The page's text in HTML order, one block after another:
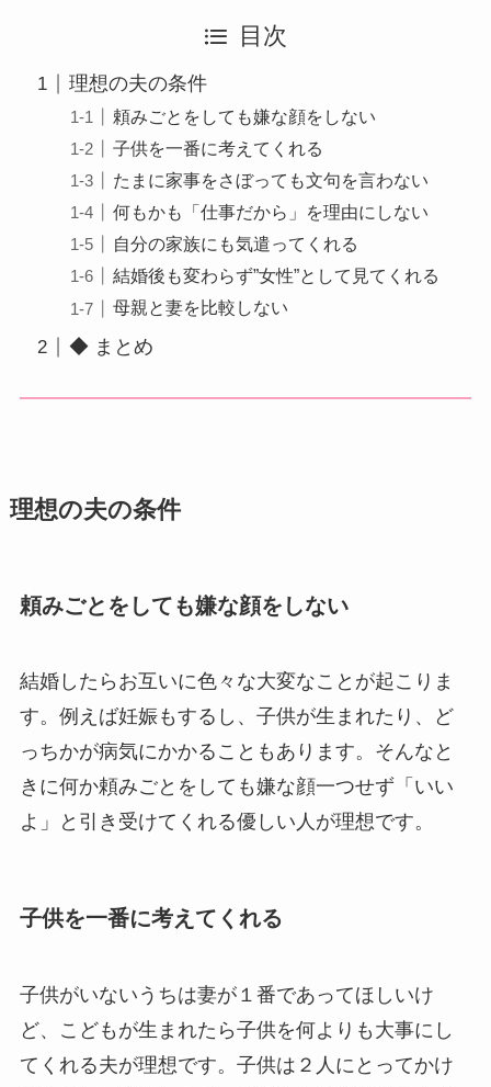
目次
理想の夫の条件
頼みごとをしても嫌な顔をしない
子供を一番に考えてくれる
たまに家事をさぼっても文句を言わない
何もかも「仕事だから」を理由にしない
自分の家族にも気遣ってくれる
結婚後も変わらず”女性”として見てくれる
母親と妻を比較しない
◆ まとめ
理想の夫の条件
頼みごとをしても嫌な顔をしない
結婚したらお互いに色々な大変なことが起こりま
す。例えば妊娠もするし、子供が生まれたり、ど
っちかが病気にかかることもあります。そんなと
きに何か頼みごとをしても嫌な顔一つせず「いい
よ」と引き受けてくれる優しい人が理想です。
子供を一番に考えてくれる
子供がいないうちは妻が１番であってほしいけ
ど、こどもが生まれたら子供を何よりも大事にし
てくれる夫が理想です。子供は２人にとってかけ